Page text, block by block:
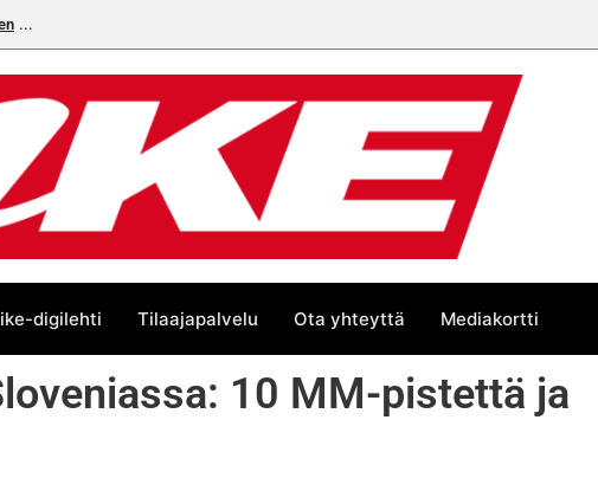
digilehti Tilaajapalvelu Ota yhteyttä Mediakortti
10 MM-pistettä ja